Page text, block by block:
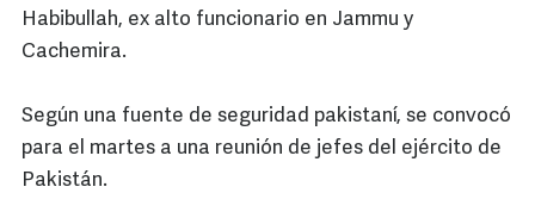
Habibullah, ex alto funcionario en Jammu y
Cachemira.
Según una fuente de seguridad pakistaní, se convocó
para el martes a una reunión de jefes del ejército de
Pakistán.